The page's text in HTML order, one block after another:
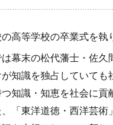
高等学校の卒業式を執
幕末の松代藩士・佐久
知識を独占していても
知識・知恵を社会に貢
「東洋道徳・西洋芸術